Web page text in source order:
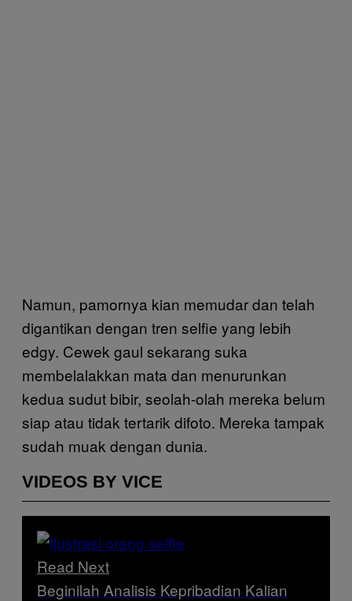
Namun, pamornya kian memudar dan telah
digantikan dengan tren selfie yang lebih
edgy. Cewek gaul sekarang suka
membelalakkan mata dan menurunkan
kedua sudut bibir, seolah-olah mereka belum
siap atau tidak tertarik difoto. Mereka tampak
sudah muak dengan dunia.
VIDEOS BY VICE
Read Next
Beginilah Analisis Kepribadian Kalian